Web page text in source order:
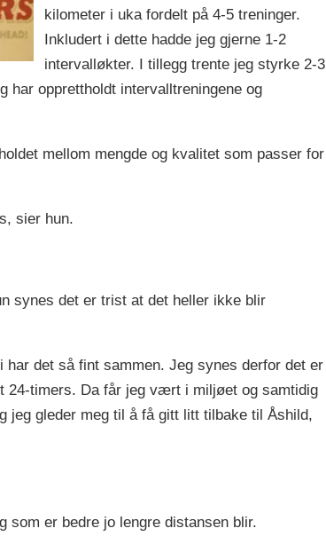
kilometer i uka fordelt på 4-5 treninger.
Inkludert i dette hadde jeg gjerne 1-2
intervalløkter. I tillegg trente jeg styrke 2-3
opprettholdt intervalltreningene og
mellom mengde og kvalitet som passer for
sier hun.
synes det er trist at det heller ikke blir
det så fint sammen. Jeg synes derfor det er
24-timers. Da får jeg vært i miljøet og samtidig
jeg gleder meg til å få gitt litt tilbake til Åshild,
er bedre jo lengre distansen blir.